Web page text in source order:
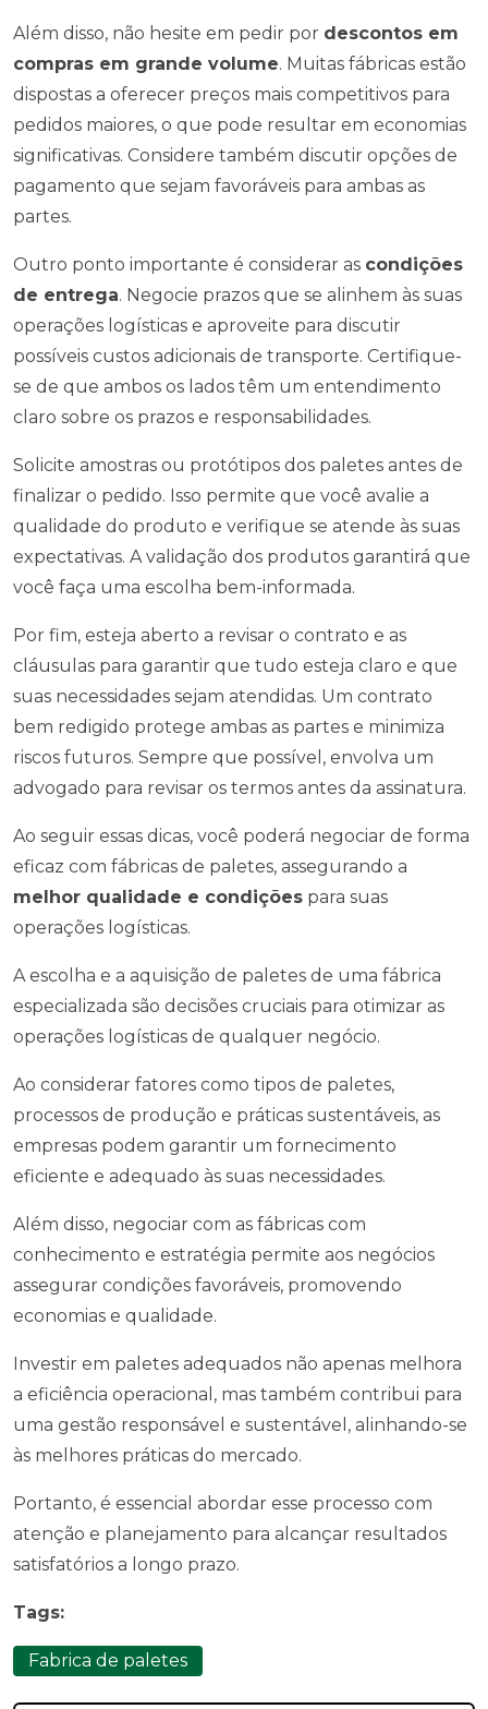
Além disso, não hesite em pedir por descontos em
compras em grande volume. Muitas fábricas estão
dispostas a oferecer preços mais competitivos para
pedidos maiores, o que pode resultar em economias
significativas. Considere também discutir opções de
pagamento que sejam favoráveis para ambas as
partes.
Outro ponto importante é considerar as condições
de entrega. Negocie prazos que se alinhem às suas
operações logísticas e aproveite para discutir
possíveis custos adicionais de transporte. Certifique-
se de que ambos os lados têm um entendimento
claro sobre os prazos e responsabilidades.
Solicite amostras ou protótipos dos paletes antes de
finalizar o pedido. Isso permite que você avalie a
qualidade do produto e verifique se atende às suas
expectativas. A validação dos produtos garantirá que
você faça uma escolha bem-informada.
Por fim, esteja aberto a revisar o contrato e as
cláusulas para garantir que tudo esteja claro e que
suas necessidades sejam atendidas. Um contrato
bem redigido protege ambas as partes e minimiza
riscos futuros. Sempre que possível, envolva um
advogado para revisar os termos antes da assinatura.
Ao seguir essas dicas, você poderá negociar de forma
eficaz com fábricas de paletes, assegurando a
melhor qualidade e condições para suas
operações logísticas.
A escolha e a aquisição de paletes de uma fábrica
especializada são decisões cruciais para otimizar as
operações logísticas de qualquer negócio.
Ao considerar fatores como tipos de paletes,
processos de produção e práticas sustentáveis, as
empresas podem garantir um fornecimento
eficiente e adequado às suas necessidades.
Além disso, negociar com as fábricas com
conhecimento e estratégia permite aos negócios
assegurar condições favoráveis, promovendo
economias e qualidade.
Investir em paletes adequados não apenas melhora
a eficiência operacional, mas também contribui para
uma gestão responsável e sustentável, alinhando-se
às melhores práticas do mercado.
Portanto, é essencial abordar esse processo com
atenção e planejamento para alcançar resultados
satisfatórios a longo prazo.
Tags:
Fabrica de paletes